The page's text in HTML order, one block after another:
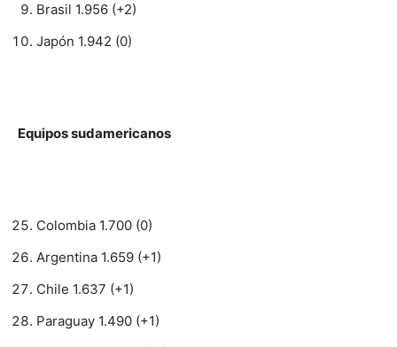
Brasil 1.956 (+2)
Japón 1.942 (0)
Equipos sudamericanos
Colombia 1.700 (0)
Argentina 1.659 (+1)
Chile 1.637 (+1)
Paraguay 1.490 (+1)